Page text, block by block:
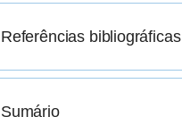
Referências bibliográficas
Sumário